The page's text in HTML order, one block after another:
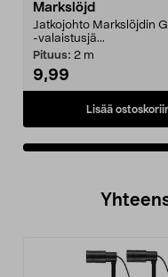
Markslöjd
Jatkojohto Markslöjdin
-valaistusjä...
Pituus: 2 m
9,99
Lisää